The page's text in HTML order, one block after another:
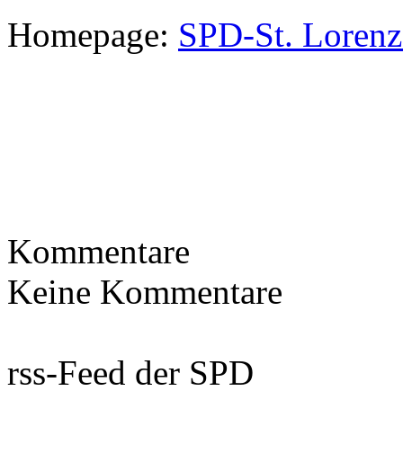
Homepage: SPD-St.
Kommentare
Keine Kommentare
rss-Feed der SPD